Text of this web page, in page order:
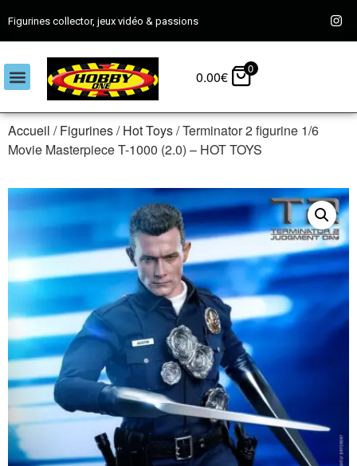
Figurines collector, jeux vidéo & passions
0.00€ 0
Accueil /Figurines/Hot Toys/ Terminator 2 figurine 1/6
Movie Masterpiece T-1000 (2.0) – HOT TOYS